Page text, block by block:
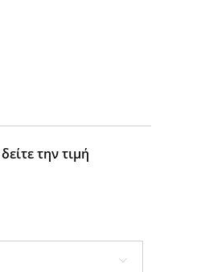
την τιμή
